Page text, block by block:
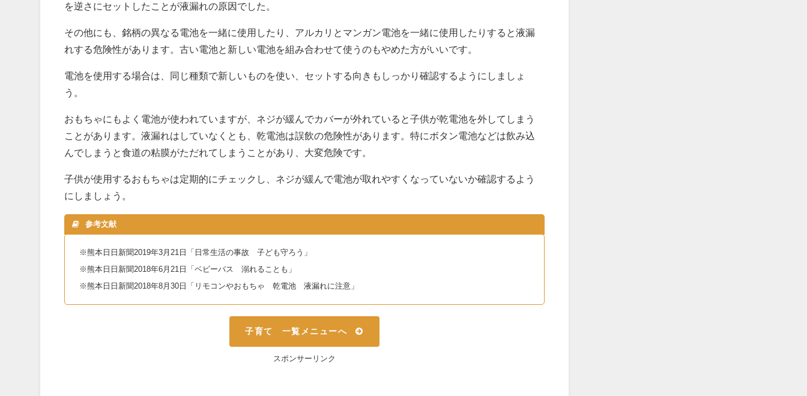
を逆さにセットしたことが液漏れの原因でした。
その他にも、銘柄の異なる電池を一緒に使用したり、アルカリとマンガン電池を一緒に使用したりすると液漏
れする危険性があります。古い電池と新しい電池を組み合わせて使うのもやめた方がいいです。
電池を使用する場合は、同じ種類で新しいものを使い、セットする向きもしっかり確認するようにしましょ
う。
おもちゃにもよく電池が使われていますが、ネジが緩んでカバーが外れていると子供が乾電池を外してしまう
ことがあります。液漏れはしていなくとも、乾電池は誤飲の危険性があります。特にボタン電池などは飲み込
んでしまうと食道の粘膜がただれてしまうことがあり、大変危険です。
子供が使用するおもちゃは定期的にチェックし、ネジが緩んで電池が取れやすくなっていないか確認するよう
にしましょう。
参考文献
※熊本日日新聞2019年3月21日「日常生活の事故 子ども守ろう」
※熊本日日新聞2018年6月21日「ベビーバス 溺れることも」
※熊本日日新聞2018年8月30日「リモコンやおもちゃ 乾電池 液漏れに注意」
子育て 一覧メニューへ
スポンサーリンク